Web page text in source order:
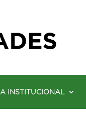
INSTITUCIONAL